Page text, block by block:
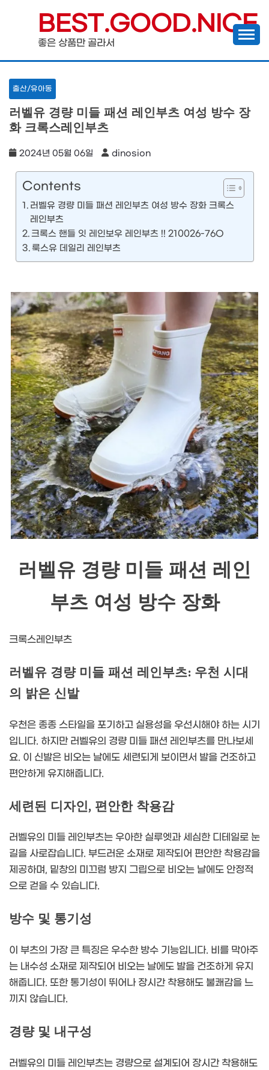
content
BEST.GOOD.NICE
좋은 상품만 골라서
출산/유아동
러벨유 경량 미들 패션 레인부츠 여성 방수 장
화 크록스레인부츠
2024년 05월 06일 dinosion
Contents
러벨유 경량 미들 패션 레인부츠 여성 방수 장화 크록스
레인부츠
크록스 핸들 잇 레인보우 레인부츠 !! 210026-76O
룩스유 데일리 레인부츠
러벨유 경량 미들 패션 레인
부츠 여성 방수 장화
크록스레인부츠
러벨유 경량 미들 패션 레인부츠: 우천 시대
의 밝은 신발
우천은 종종 스타일을 포기하고 실용성을 우선시해야 하는 시기
입니다. 하지만 러벨유의 경량 미들 패션 레인부츠를 만나보세
요. 이 신발은 비오는 날에도 세련되게 보이면서 발을 건조하고
편안하게 유지해줍니다.
세련된 디자인, 편안한 착용감
러벨유의 미들 레인부츠는 우아한 실루엣과 세심한 디테일로 눈
길을 사로잡습니다. 부드러운 소재로 제작되어 편안한 착용감을
제공하며, 밑창의 미끄럼 방지 그립으로 비오는 날에도 안정적
으로 걷을 수 있습니다.
방수 및 통기성
이 부츠의 가장 큰 특징은 우수한 방수 기능입니다. 비를 막아주
는 내수성 소재로 제작되어 비오는 날에도 발을 건조하게 유지
해줍니다. 또한 통기성이 뛰어나 장시간 착용해도 불쾌감을 느
끼지 않습니다.
경량 및 내구성
러벨유의 미들 레인부츠는 경량으로 설계되어 장시간 착용해도